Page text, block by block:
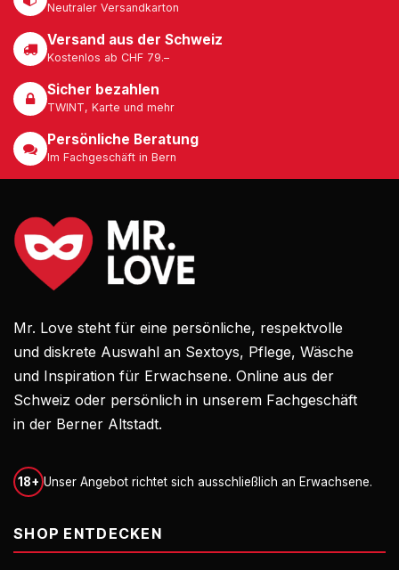
Neutraler Versandkarton
Versand aus der Schweiz
Kostenlos ab CHF 79.–
Sicher bezahlen
TWINT, Karte und mehr
Persönliche Beratung
Im Fachgeschäft in Bern
Mr. Love steht für eine persönliche, respektvolle
und diskrete Auswahl an Sextoys, Pflege, Wäsche
und Inspiration für Erwachsene. Online aus der
Schweiz oder persönlich in unserem Fachgeschäft
in der Berner Altstadt.
18+ Unser Angebot richtet sich ausschließlich an Erwachsene.
SHOP ENTDECKEN